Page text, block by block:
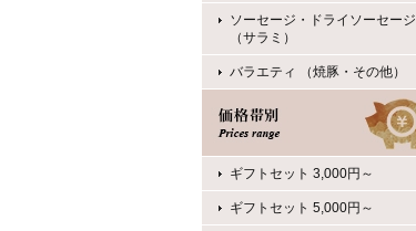
ソーセージ・ドライソーセージ
（サラミ）
バラエティ （焼豚・その他）
ギフトセット 3,000円～
ギフトセット 5,000円～